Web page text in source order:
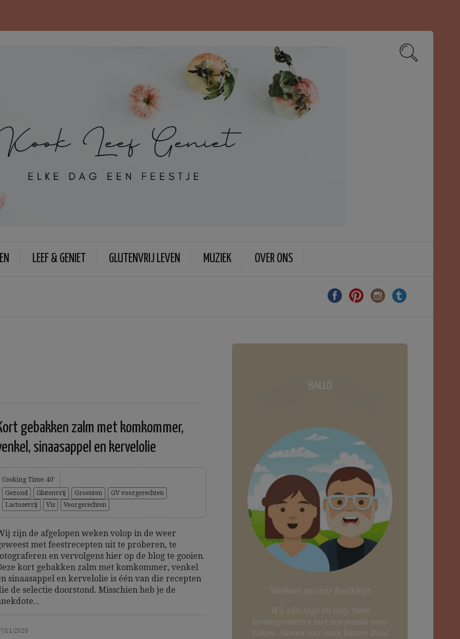
LEEF & GENIET GLUTENVRIJ LEVEN MUZIEK OVER ONS
gebakken zalm met komkommer,
sinaasappel en kervelolie
Cooking Time: 40’
Gezond
Glutenvrij Groenten
GV voorgerechten
Lactosevrij
Vis Voorgerechten
zijn de afgelopen weken volop in de weer
met feestrecepten uit te proberen, te
en vervolgens hier op de blog te gooien.
kort gebakken zalm met komkommer, venkel
sinaasappel en kervelolie is één van die recepten
de selectie doorstond. Misschien heb je de
11/2020
HALLO
Welkom op onze foodblog!
Wij zijn Inge en Guy, twee
levensgenieters met een passie voor
koken. Samen met onze katten Diva